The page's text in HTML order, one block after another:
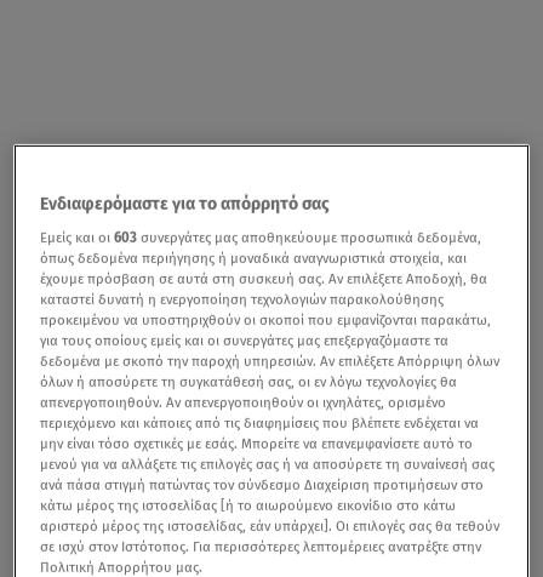
Ενδιαφερόμαστε για το απόρρητό σας
Εμείς και οι603 συνεργάτες μας αποθηκεύουμε προσωπικά δεδομένα,
όπως δεδομένα περιήγησης ή μοναδικά αναγνωριστικά στοιχεία, και
έχουμε πρόσβαση σε αυτά στη συσκευή σας. Αν επιλέξετε Αποδοχή, θα
καταστεί δυνατή η ενεργοποίηση τεχνολογιών παρακολούθησης
προκειμένου να υποστηριχθούν οι σκοποί που εμφανίζονται παρακάτω,
για τους οποίους εμείς και οι συνεργάτες μας επεξεργαζόμαστε τα
δεδομένα με σκοπό την παροχή υπηρεσιών. Αν επιλέξετε Απόρριψη όλων
όλων ή αποσύρετε τη συγκατάθεσή σας, οι εν λόγω τεχνολογίες θα
απενεργοποιηθούν. Αν απενεργοποιηθούν οι ιχνηλάτες, ορισμένο
περιεχόμενο και κάποιες από τις διαφημίσεις που βλέπετε ενδέχεται να
μην είναι τόσο σχετικές με εσάς. Μπορείτε να επανεμφανίσετε αυτό το
μενού για να αλλάξετε τις επιλογές σας ή να αποσύρετε τη συναίνεσή σας
ανά πάσα στιγμή πατώντας τον σύνδεσμο Διαχείριση προτιμήσεων στο
κάτω μέρος της ιστοσελίδας [ή το αιωρούμενο εικονίδιο στο κάτω
αριστερό μέρος της ιστοσελίδας, εάν υπάρχει]. Οι επιλογές σας θα τεθούν
σε ισχύ στον Ιστότοπος. Για περισσότερες λεπτομέρειες ανατρέξτε στην
Πολιτική Απορρήτου μας.